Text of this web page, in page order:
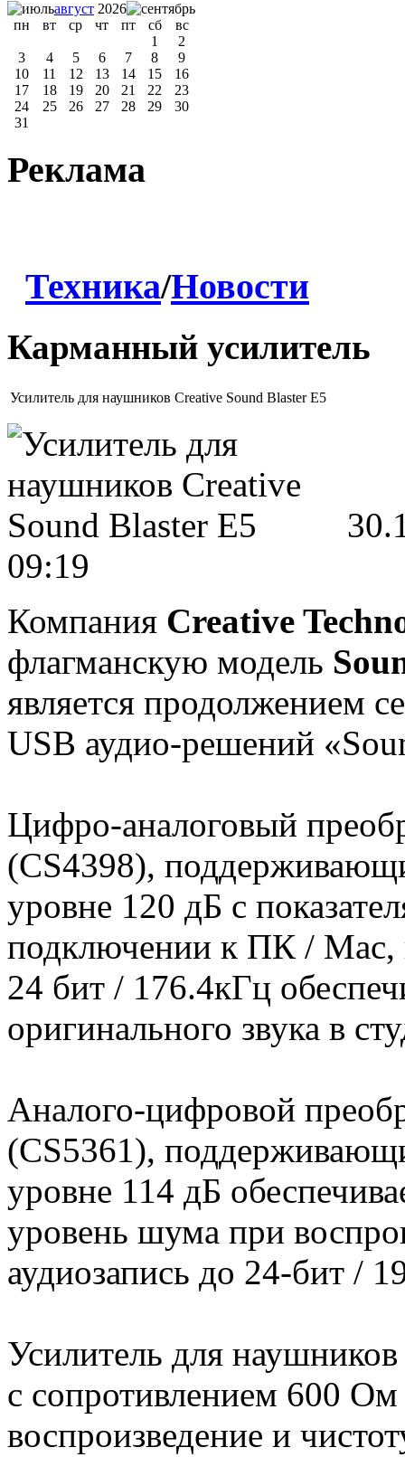
август 2026
пн
вт ср чт пт сб
вс
1
2
3
4 5 6 7 8
9
10
11 12 13 14 15
16
17
18 19 20 21 22
23
24
25 26 27 28 29
30
31
Реклама
Техника/Новости
Карманный усилитель
Усилитель для наушников Creative Sound Blaster E5
09:19
Компания Creative
флагманскую модель
является продолжением
USB аудио-решений
Цифро-аналоговый
(CS4398),
уровне 120 дБ с
подключении к ПК / Mac,
24 бит / 176.4кГц
оригинального звука в
Аналого-цифровой
(CS5361),
уровне 114 дБ
уровень шума при
аудиозапись до 24-бит /
Усилитель для
с сопротивлением 600 Ом
воспроизведение и